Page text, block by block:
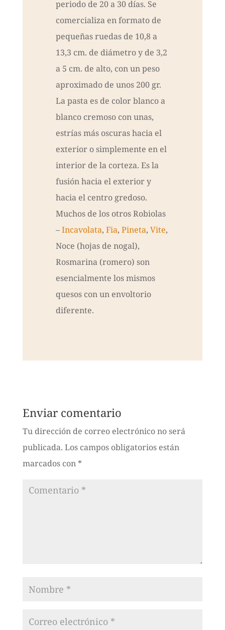
periodo de 20 a 30 días. Se
comercializa en formato de
pequeñas ruedas de 10,8 a
13,3 cm. de diámetro y de 3,2
a 5 cm. de alto, con un peso
aproximado de unos 200 gr.
La pasta es de color blanco a
blanco cremoso con unas,
estrías más oscuras hacia el
exterior o simplemente en el
interior de la corteza. Es la
fusión hacia el exterior y
hacia el centro gredoso.
Muchos de los otros Robiolas
–Incavolata, Fia, Pineta, Vite,
Noce (hojas de nogal),
Rosmarina (romero) son
esencialmente los mismos
quesos con un envoltorio
diferente.
Enviar comentario
Tu dirección de correo electrónico no será
publicada. Los campos obligatorios están
marcados con *